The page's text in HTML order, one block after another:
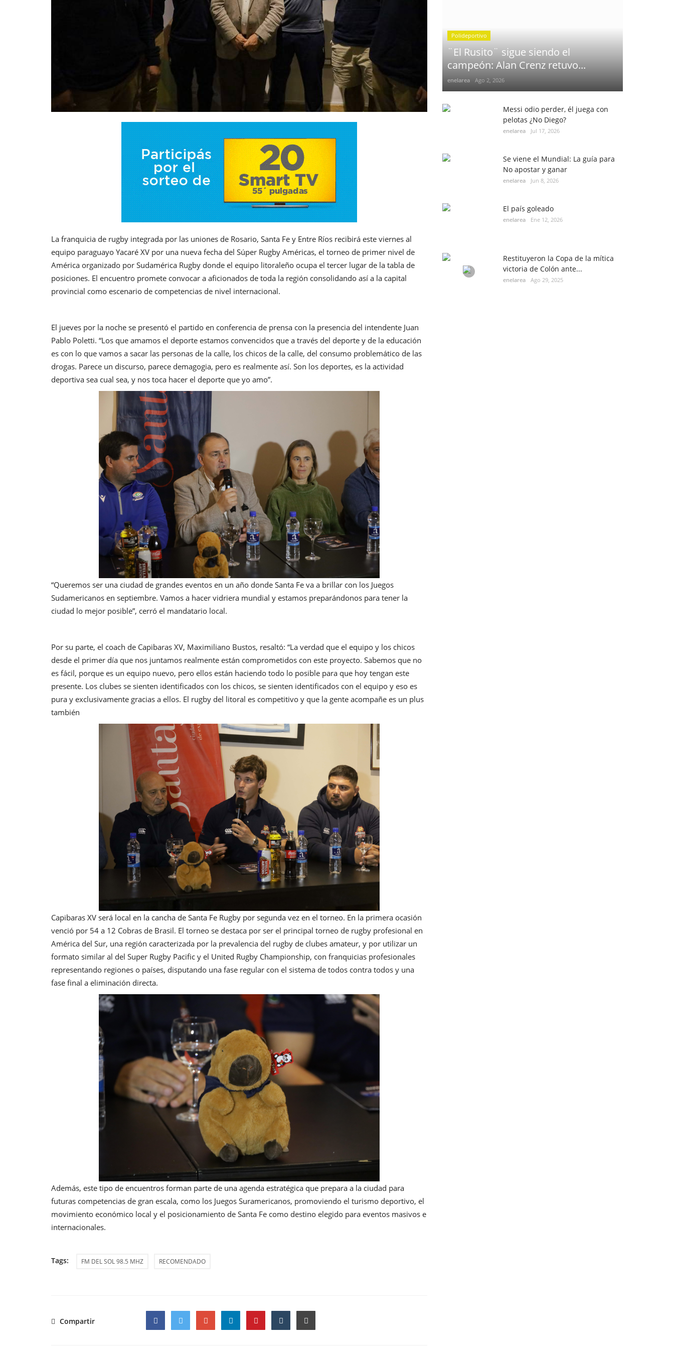
La franquicia de rugby integrada por las uniones de Rosario, Santa Fe y Entre Ríos recibirá este viernes al
equipo paraguayo Yacaré XV por una nueva fecha del Súper Rugby Américas, el torneo de primer nivel de
América organizado por Sudamérica Rugby donde el equipo litoraleño ocupa el tercer lugar de la tabla de
posiciones. El encuentro promete convocar a aficionados de toda la región consolidando así a la capital
provincial como escenario de competencias de nivel internacional.
El jueves por la noche se presentó el partido en conferencia de prensa con la presencia del intendente Juan
Pablo Poletti. “Los que amamos el deporte estamos convencidos que a través del deporte y de la educación
es con lo que vamos a sacar las personas de la calle, los chicos de la calle, del consumo problemático de las
drogas. Parece un discurso, parece demagogia, pero es realmente así. Son los deportes, es la actividad
deportiva sea cual sea, y nos toca hacer el deporte que yo amo”.
“Queremos ser una ciudad de grandes eventos en un año donde Santa Fe va a brillar con los Juegos
Sudamericanos en septiembre. Vamos a hacer vidriera mundial y estamos preparándonos para tener la
ciudad lo mejor posible”, cerró el mandatario local.
Por su parte, el coach de Capibaras XV, Maximiliano Bustos, resaltó: “La verdad que el equipo y los chicos
desde el primer día que nos juntamos realmente están comprometidos con este proyecto. Sabemos que no
es fácil, porque es un equipo nuevo, pero ellos están haciendo todo lo posible para que hoy tengan este
presente. Los clubes se sienten identificados con los chicos, se sienten identificados con el equipo y eso es
pura y exclusivamente gracias a ellos. El rugby del litoral es competitivo y que la gente acompañe es un plus
también
Capibaras XV será local en la cancha de Santa Fe Rugby por segunda vez en el torneo. En la primera ocasión
venció por 54 a 12 Cobras de Brasil. El torneo se destaca por ser el principal torneo de rugby profesional en
América del Sur, una región caracterizada por la prevalencia del rugby de clubes amateur, y por utilizar un
formato similar al del Super Rugby Pacific y el United Rugby Championship, con franquicias profesionales
representando regiones o países, disputando una fase regular con el sistema de todos contra todos y una
fase final a eliminación directa.
Además, este tipo de encuentros forman parte de una agenda estratégica que prepara a la ciudad para
futuras competencias de gran escala, como los Juegos Suramericanos, promoviendo el turismo deportivo, el
movimiento económico local y el posicionamiento de Santa Fe como destino elegido para eventos masivos e
internacionales.
Tags: FM DEL SOL 98.5 MHZ RECOMENDADO
Compartir
Polideportivo
¨El Rusito¨ sigue siendo el
campeón: Alan Crenz retuvo...
enelarea Ago 2, 2026
Messi odio perder, él juega con
pelotas ¿No Diego?
enelarea Jul 17, 2026
Se viene el Mundial: La guía para
No apostar y ganar
enelarea Jun 8, 2026
El país goleado
enelarea Ene 12, 2026
Restituyeron la Copa de la mítica
victoria de Colón ante...
enelarea Ago 29, 2025